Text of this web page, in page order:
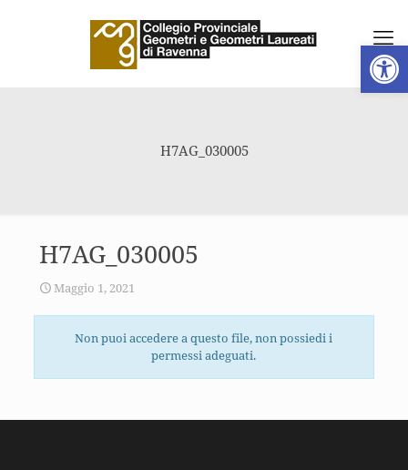
Apri
H7AG_030005
H7AG_030005
Maggio 1, 2021
Non puoi accedere a questo file, non possiedi i
permessi adeguati.